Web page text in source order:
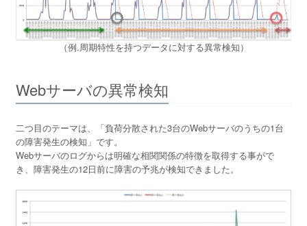
（例.周期特性を持つデータに対する異常検知）
Webサーバの異常検知
二つ目のテーマは、「負荷分散された3台のWebサーバのうちの1台
の障害発生の検知」です。
Webサーバのログからは明確な相関関係の特徴を取得する事がで
き、障害発生の12日前に障害の予兆が検知できました。